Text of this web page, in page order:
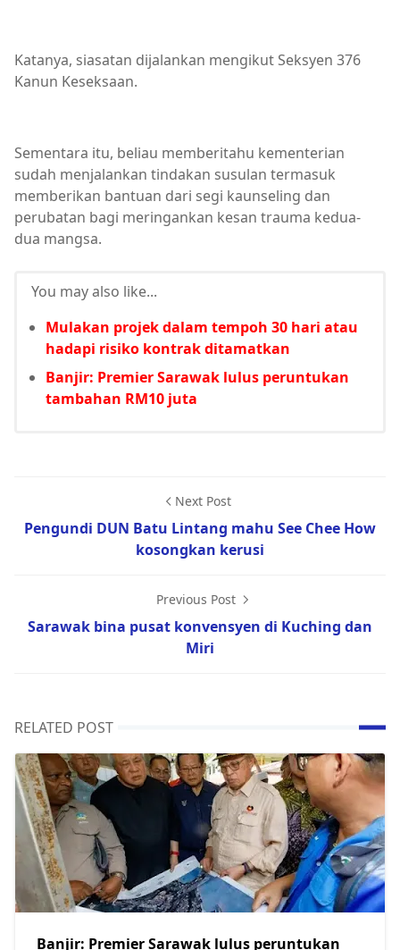
Katanya, siasatan dijalankan mengikut Seksyen 376
Kanun Keseksaan.
Sementara itu, beliau memberitahu kementerian
sudah menjalankan tindakan susulan termasuk
memberikan bantuan dari segi kaunseling dan
perubatan bagi meringankan kesan trauma kedua-
dua mangsa.
You may also like...
Mulakan projek dalam tempoh 30 hari atau
hadapi risiko kontrak ditamatkan
Banjir: Premier Sarawak lulus peruntukan
tambahan RM10 juta
Next Post
Pengundi DUN Batu Lintang mahu See Chee How
kosongkan kerusi
Previous Post
Sarawak bina pusat konvensyen di Kuching dan
Miri
RELATED POST
Banjir: Premier Sarawak lulus peruntukan